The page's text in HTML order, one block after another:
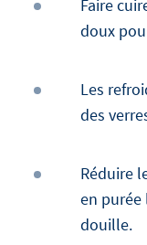
Faire
doux
Les
des
Réduire
en purée
douille.